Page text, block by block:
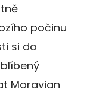
počinu
si do
Moravian